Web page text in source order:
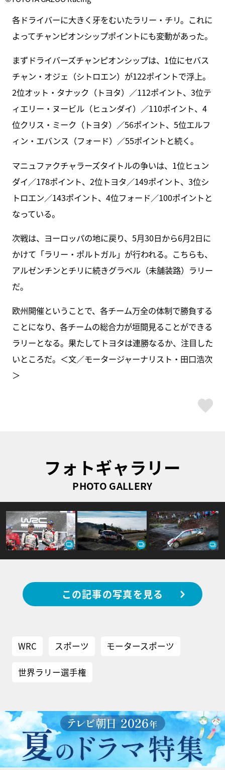
各ドライバーに大きく牙をむいたラリー・チリ。これに
よってチャンピオンシップポイントにも変動があった。
まずドライバーズチャンピオンシップは、1位にセバス
チャン・オジェ（シトロエン）が122ポイントで浮上。
2位オット・タナック（トヨタ）／112ポイント、3位テ
ィエリー・ヌービル（ヒュンダイ）／110ポイント、4
位クリス・ミーク（トヨタ）／56ポイント、5位エルフ
ィン・エバンス（フォード）／55ポイントと続く。
マニュファクチャラーズタイトルの争いは、1位ヒュン
ダイ／178ポイント、2位トヨタ／149ポイント、3位シ
トロエン／143ポイント、4位フォード／100ポイントと
なっている。
次戦は、ヨーロッパの地に戻り、5月30日から6月2日に
かけて「ラリー・ポルトガル」が行われる。こちらも、
アルゼンチンとチリに続きグラベル（未舗装路）ラリー
だ。
欧州開催ということで、各チーム万全の体制で勝負する
ことになり、各チームの総合力が垣間見ることができる
ラリーとなる。果たしてトヨタは連勝なるか、注目した
いところだ。＜文／モータージャーナリスト・田口浩次
＞
フォトギャラリー
PHOTO GALLERY
この記事の写真を見る
WRC スポーツ モータースポーツ
世界ラリー選手権